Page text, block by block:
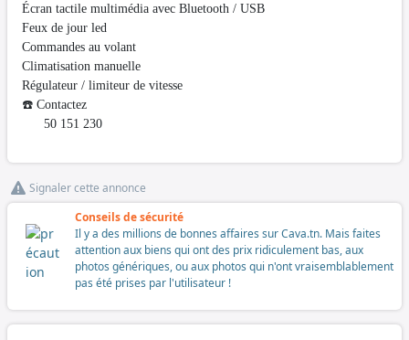
Écran tactile multimédia avec Bluetooth / USB
Feux de jour led
Commandes au volant
Climatisation manuelle
Régulateur / limiteur de vitesse
☎️ Contactez
50 151 230
Signaler cette annonce
Conseils de sécurité
Il y a des millions de bonnes affaires sur Cava.tn. Mais faites
attention aux biens qui ont des prix ridiculement bas, aux
photos génériques, ou aux photos qui n'ont vraisemblablement
pas été prises par l'utilisateur !